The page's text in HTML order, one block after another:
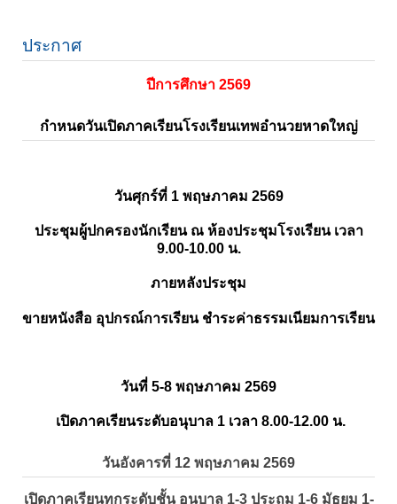
ประกาศ
ปีการศึกษา 2569
กำหนดวันเปิดภาคเรียนโรงเรียนเทพอำนวยหาดใหญ่
วันศุกร์ที่ 1 พฤษภาคม 2569
ประชุมผู้ปกครองนักเรียน ณ ห้องประชุมโรงเรียน เวลา
9.00-10.00 น.
ภายหลังประชุม
ขายหนังสือ อุปกรณ์การเรียน ชำระค่าธรรมเนียมการเรียน
วันที่ 5-8 พฤษภาคม 2569
เปิดภาคเรียนระดับอนุบาล 1 เวลา 8.00-12.00 น.
วันอังคารที่ 12 พฤษภาคม 2569
เปิดภาคเรียนทุกระดับชั้น อนุบาล 1-3 ประถม 1-6 มัธยม 1-